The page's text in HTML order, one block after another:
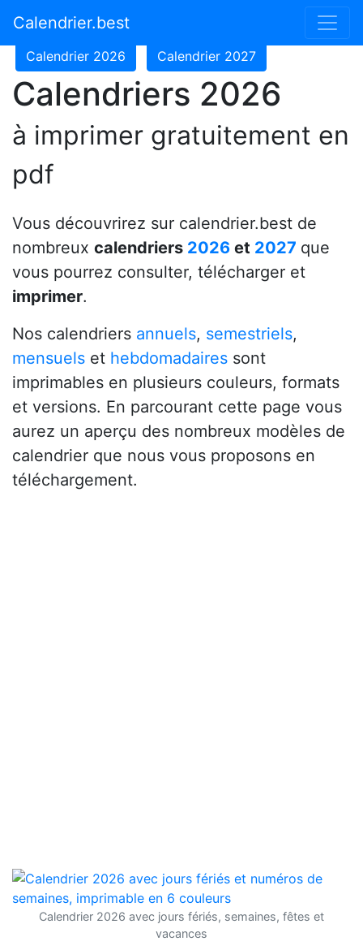
Calendrier.best
Calendrier 2024
Calendrier 2026 Calendrier 2027
Calendriers 2026
à imprimer gratuitement en
pdf
Vous découvrirez sur calendrier.best de
nombreux calendriers 2026 et 2027 que
vous pourrez consulter, télécharger et
imprimer.
Nos calendriers annuels, semestriels,
mensuels et hebdomadaires sont
imprimables en plusieurs couleurs, formats
et versions. En parcourant cette page vous
aurez un aperçu des nombreux modèles de
calendrier que nous vous proposons en
téléchargement.
Calendrier 2026 avec jours fériés, semaines, fêtes et
vacances